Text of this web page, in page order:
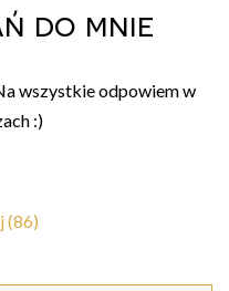
do mnie
wszystkie odpowiem w
:)
(86)